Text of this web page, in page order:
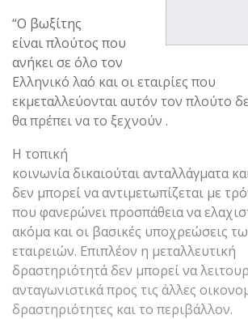
“Ο βωξίτης
είναι πλούτος που
ανήκει σε όλο τον
Ελληνικό λαό και οι εταιρίες που
εκμεταλλεύονται αυτόν τον πλούτο
θα πρέπει να το ξεχνούν .
Η τοπική
κοινωνία δικαιούται ανταλλάγματα
δεν μπορεί να αντιμετωπίζεται με
που φανερώνει προσπάθεια να
ακόμα και οι βασικές υποχρεώσεις
εταιρειών. Επιπλέον η μεταλλευτική
δραστηριότητά δεν μπορεί να
ανταγωνιστικά προς τις άλλες
δραστηριότητες και το περιβάλλον.